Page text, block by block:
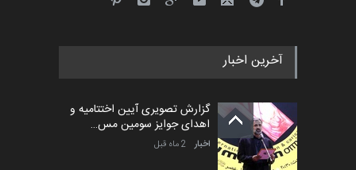
آخرین اخبار
گزارش تصویری آیین اختتامیه و
اهدای جوایز سومین مس…
اخبار 2 ماه قبل